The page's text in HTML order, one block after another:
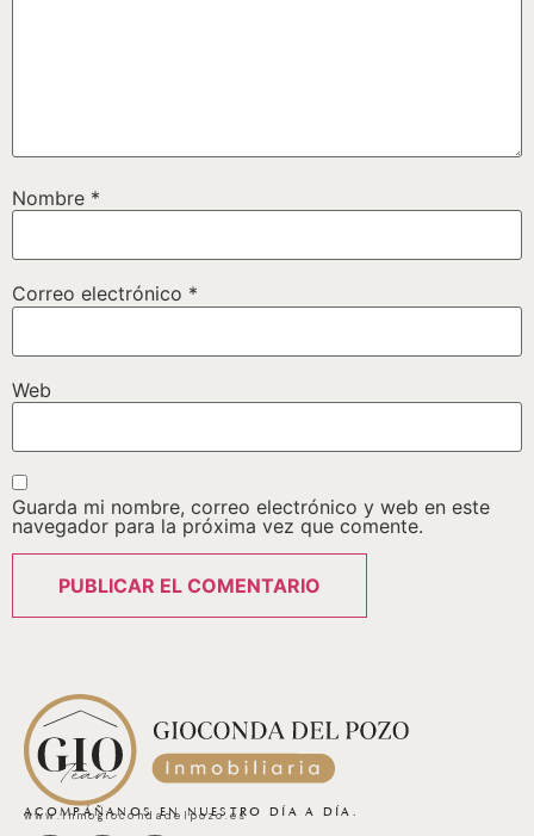
Nombre *
Correo electrónico *
Web
Guarda mi nombre, correo electrónico y web en este
navegador para la próxima vez que comente.
ACOMPÁÑANOS EN NUESTRO DÍA A DÍA.
www.inmogiocondadelpozo.es